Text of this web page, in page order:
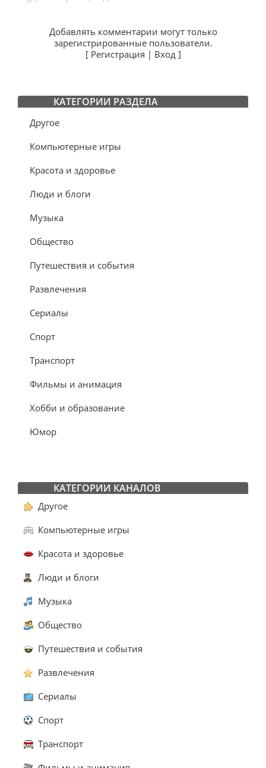
Добавлять комментарии могут только
зарегистрированные пользователи.
[ Регистрация | Вход]
КАТЕГОРИИ РАЗДЕЛА
Другое
Компьютерные игры
Красота и здоровье
Люди и блоги
Музыка
Общество
Путешествия и события
Развлечения
Сериалы
Спорт
Транспорт
Фильмы и анимация
Хобби и образование
Юмор
КАТЕГОРИИ КАНАЛОВ
Другое
Компьютерные игры
Красота и здоровье
Люди и блоги
Музыка
Общество
Путешествия и события
Развлечения
Сериалы
Спорт
Транспорт